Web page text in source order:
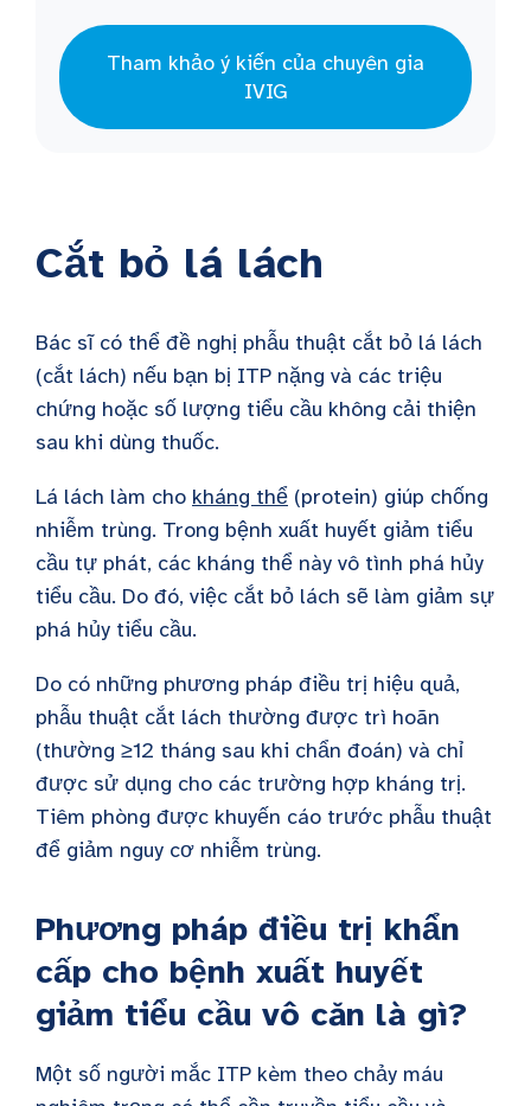
Tham khảo ý kiến của chuyên gia
IVIG
Cắt bỏ lá lách
Bác sĩ có thể đề nghị phẫu thuật cắt bỏ lá lách
(cắt lách) nếu bạn bị ITP nặng và các triệu
chứng hoặc số lượng tiểu cầu không cải thiện
sau khi dùng thuốc.
Lá lách làm cho kháng thể (protein) giúp chống
nhiễm trùng. Trong bệnh xuất huyết giảm tiểu
cầu tự phát, các kháng thể này vô tình phá hủy
tiểu cầu. Do đó, việc cắt bỏ lách sẽ làm giảm sự
phá hủy tiểu cầu.
Do có những phương pháp điều trị hiệu quả,
phẫu thuật cắt lách thường được trì hoãn
(thường ≥12 tháng sau khi chẩn đoán) và chỉ
được sử dụng cho các trường hợp kháng trị.
Tiêm phòng được khuyến cáo trước phẫu thuật
để giảm nguy cơ nhiễm trùng.
Phương pháp điều trị khẩn
cấp cho bệnh xuất huyết
giảm tiểu cầu vô căn là gì?
Một số người mắc ITP kèm theo chảy máu